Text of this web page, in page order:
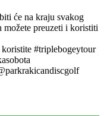
će na kraju svakog
možete preuzeti i koristiti
#triplebogeytour